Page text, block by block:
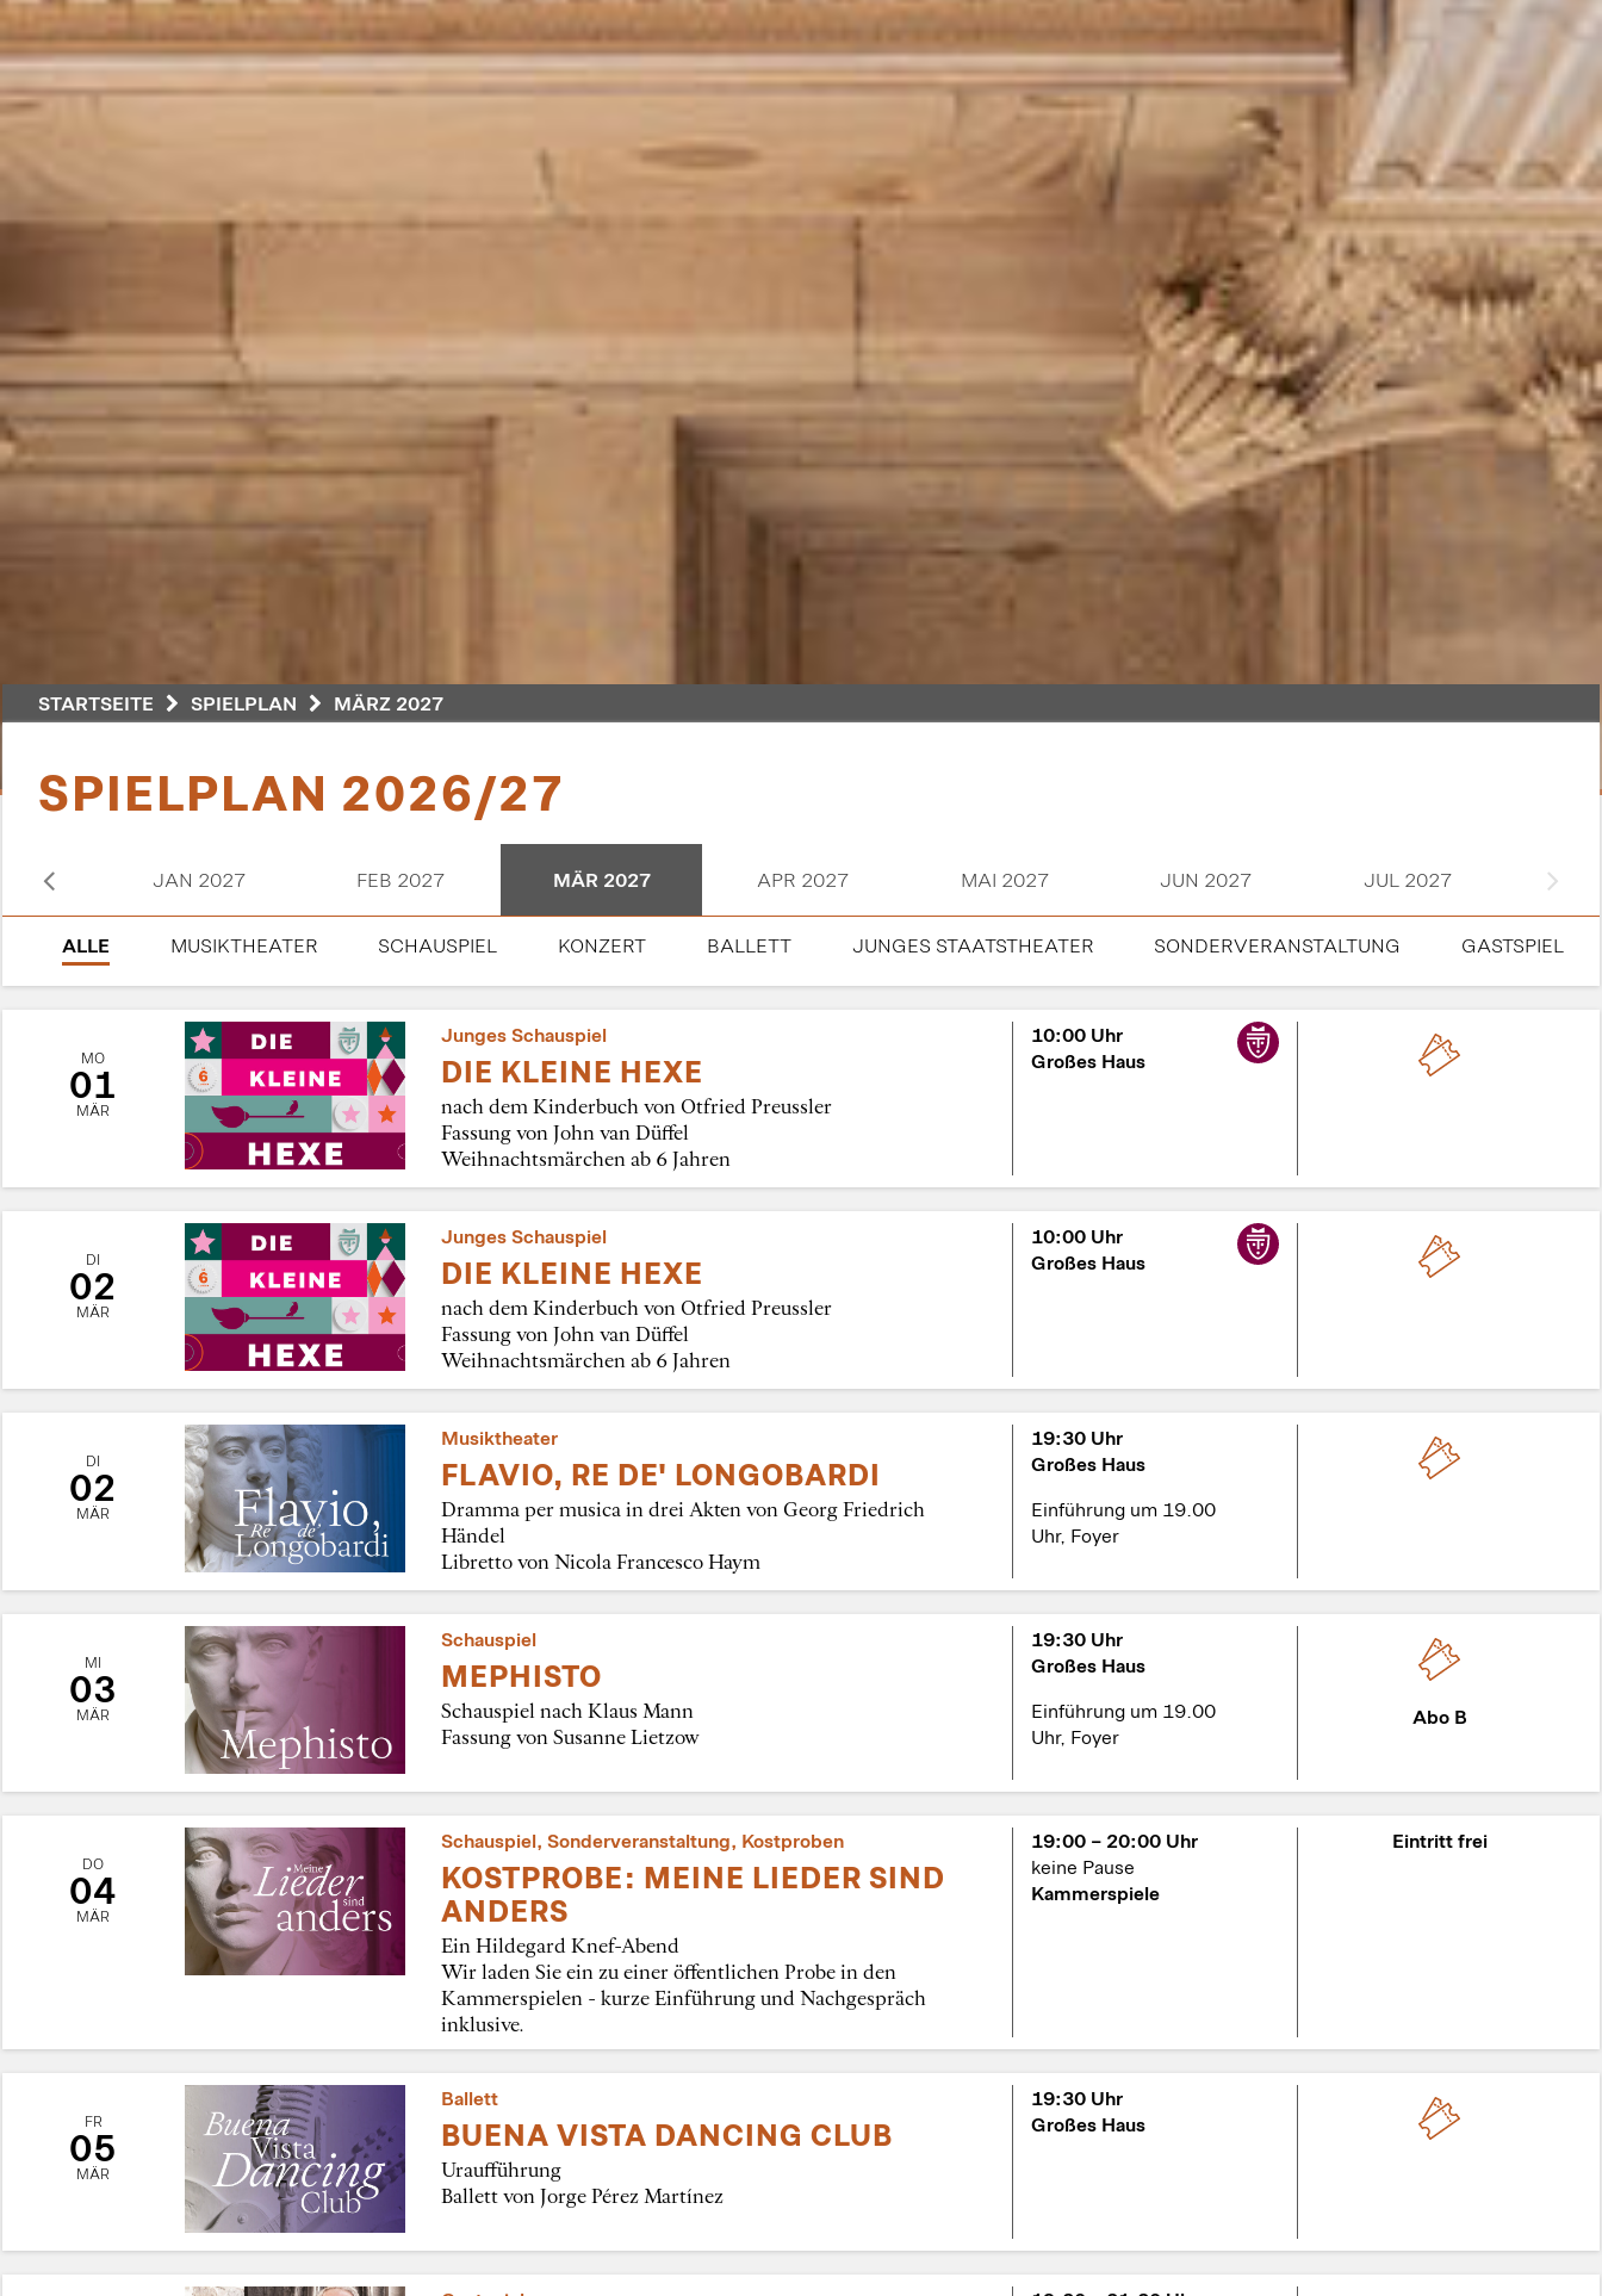
STARTSEITE SPIELPLAN MÄRZ 2027
SPIELPLAN 2026/27
JAN 2027 FEB 2027 MÄR 2027 APR 2027 MAI 2027 JUN 2027 JUL 2027
ALLE MUSIKTHEATER SCHAUSPIEL KONZERT BALLETT JUNGES STAATSTHEATER SONDERVERANSTALTUNG GASTSPIEL
MO
01
MÄR
Junges Schauspiel
DIE KLEINE HEXE
nach dem Kinderbuch von Otfried Preussler
Fassung von John van Düffel
Weihnachtsmärchen ab 6 Jahren
10:00 Uhr
Großes Haus
DI
02
MÄR
Junges Schauspiel
DIE KLEINE HEXE
nach dem Kinderbuch von Otfried Preussler
Fassung von John van Düffel
Weihnachtsmärchen ab 6 Jahren
10:00 Uhr
Großes Haus
DI
02
MÄR
Musiktheater
FLAVIO, RE DE' LONGOBARDI
Dramma per musica in drei Akten von Georg Friedrich
Händel
Libretto von Nicola Francesco Haym
19:30 Uhr
Großes Haus
Einführung um 19.00
Uhr, Foyer
MI
03
MÄR
Schauspiel
MEPHISTO
Schauspiel nach Klaus Mann
Fassung von Susanne Lietzow
19:30 Uhr
Großes Haus
Einführung um 19.00
Uhr, Foyer
Abo B
DO
04
MÄR
Schauspiel, Sonderveranstaltung, Kostproben
KOSTPROBE: MEINE LIEDER SIND
ANDERS
Ein Hildegard Knef-Abend
Wir laden Sie ein zu einer öffentlichen Probe in den
Kammerspielen - kurze Einführung und Nachgespräch
inklusive.
19:00 – 20:00 Uhr
keine Pause
Kammerspiele
Eintritt frei
FR
05
MÄR
Ballett
BUENA VISTA DANCING CLUB
Uraufführung
Ballett von Jorge Pérez Martínez
19:30 Uhr
Großes Haus